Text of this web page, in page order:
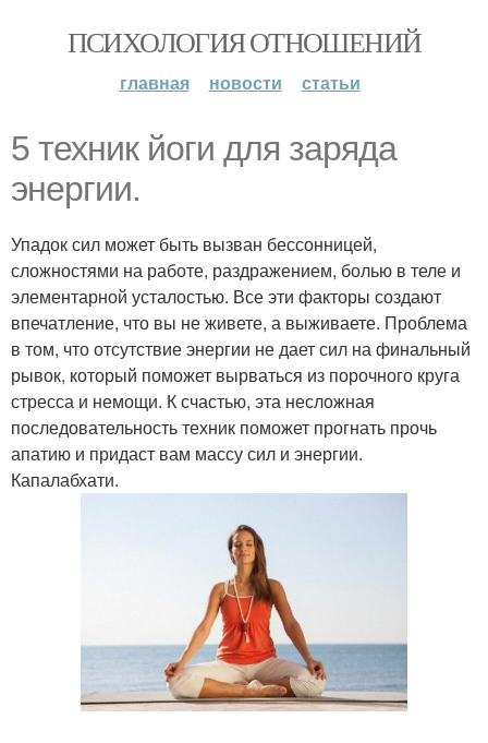
ПСИХОЛОГИЯ ОТНОШЕНИЙ
главная новости статьи
5 техник йоги для заряда
энергии.
Упадок сил может быть вызван бессонницей,
сложностями на работе, раздражением, болью в теле и
элементарной усталостью. Все эти факторы создают
впечатление, что вы не живете, а выживаете. Проблема
в том, что отсутствие энергии не дает сил на финальный
рывок, который поможет вырваться из порочного круга
стресса и немощи. К счастью, эта несложная
последовательность техник поможет прогнать прочь
апатию и придаст вам массу сил и энергии.
Капалабхати.